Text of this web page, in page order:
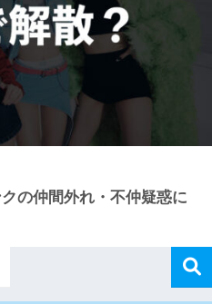
の仲間外れ・不仲疑惑に